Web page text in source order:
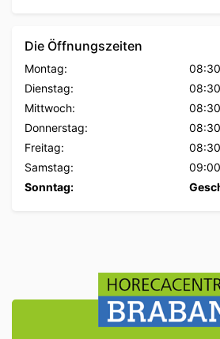
Die Öffnungszeiten
Montag: 08:30
Dienstag:
08:30
Mittwoch:
08:30
Donnerstag:
08:30
Freitag:
08:30
Samstag:
09:00
Sonntag: